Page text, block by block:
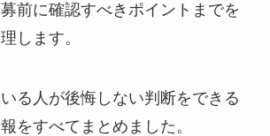
前に確認すべきポイントまでを
します。
る人が後悔しない判断をできる
をすべてまとめました。